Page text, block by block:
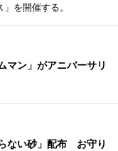
を開催する。
マン」がアニバーサリ
ない砂」配布 お守り